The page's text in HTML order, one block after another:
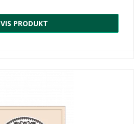
VIS PRODUKT